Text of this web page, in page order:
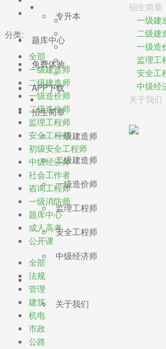
招生简章
一级建
二级建
一级造
监理工
安全工
中级经
关于我们
专升本
题库中心
免费体验
APP下载
招生简章
一级建造师
二级建造师
一级造价师
监理工程师
安全工程师
中级经济师
关于我们
分类:
全部
一级建造师
二级建造师
一级造价师
二级造价师
监理工程师
安全工程师
初级安全工程师
中级经济师
社会工作者
咨询工程师
一级消防师
题库中心
成人高考
公开课
全部
法规
管理
建筑
机电
市政
公路